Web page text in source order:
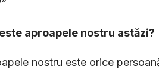
aproapele nostru astăzi?
nostru este orice